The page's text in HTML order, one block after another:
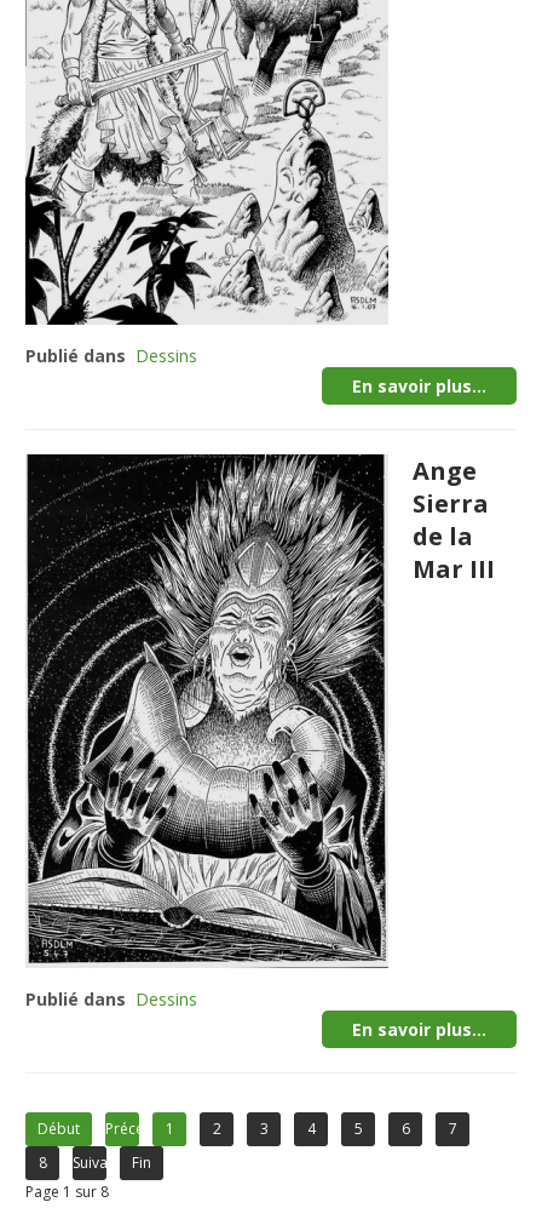
Publié dans Dessins
En savoir plus...
Ange
Sierra
de la
Mar III
Publié dans Dessins
En savoir plus...
Début Précédent1 2 3 4 5 6
7
8
Suivant
Fin
Page 1 sur 8